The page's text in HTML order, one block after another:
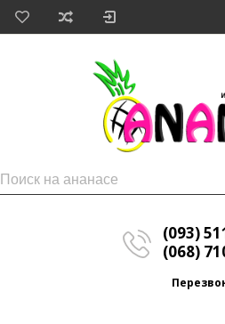
(093)
(068)